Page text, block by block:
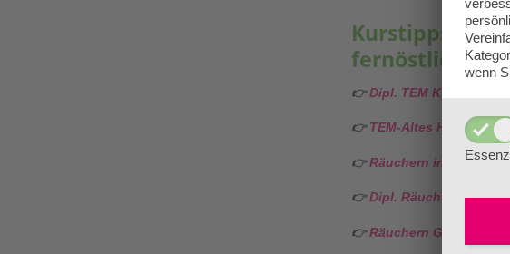
wenn
Kurstipps &
fernöstliche
👉Dipl. TEM
👉 TEM-Altes
👉Räuchern in den
👉Dipl.
👉Räuchern